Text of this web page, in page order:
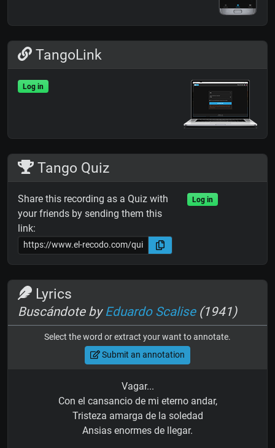
TangoLink
Log in
Tango Quiz
Share this recording as a Quiz with
your friends by sending them this
link:
Log in
Lyrics
Buscándote by Eduardo Scalise(1941)
Select the word or extract your want to annotate.
Submit an annotation
Vagar...
Con el cansancio de mi eterno andar,
Tristeza amarga de la soledad
Ansias enormes de llegar.